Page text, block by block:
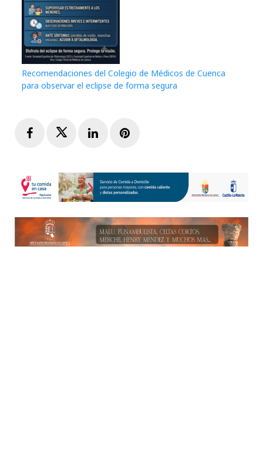
Recomendaciones del Colegio de Médicos de Cuenca
para observar el eclipse de forma segura
FacebookTwitterLinkedInPinterest